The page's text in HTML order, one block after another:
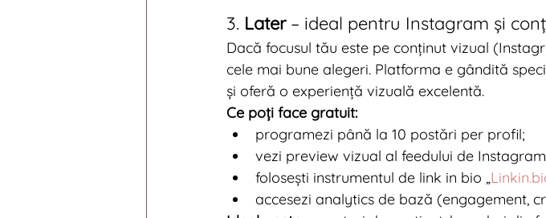
3. Later – ideal pentru Instagram și
Dacă focusul tău este pe conținut vizual
cele mai bune alegeri. Platforma e gândită
și oferă o experiență vizuală excelentă.
Ce poți face gratuit:
programezi până la 10 postări per profil;
vezi preview vizual al feedului de
folosești instrumentul de link in bio „
accesezi analytics de bază (engagement,